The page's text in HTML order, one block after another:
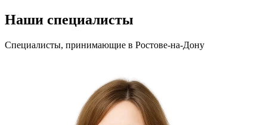
Наши специалисты
Специалисты, принимающие в Ростове-на-Дону